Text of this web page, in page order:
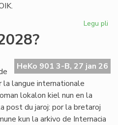
Legu pli
HeKo 901 3-B, 27 jan 26
langue internationale
lokalon kiel nun en la
post du jaroj: por la bretaroj
kun la arkivo de Internacia